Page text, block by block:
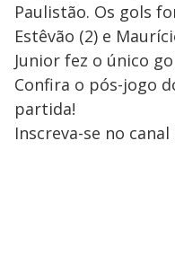
Paulistão. Os gols
Estêvão (2) e
Junior fez o único
Confira o pós-jogo
partida!
Inscreva-se no canal